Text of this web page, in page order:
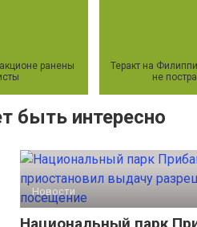
ранены
Теракт на
не
быть интересно
Новости